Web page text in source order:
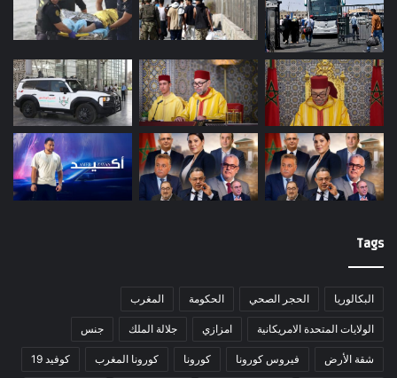
Tags
البكالوريا الحجر الصحي الحكومة المغرب
الولايات المتحدة الامريكانية امزازي جلالة الملك جنس
شقة الأرض فيروس كورونا كورونا كورونا المغرب كوفيد 19